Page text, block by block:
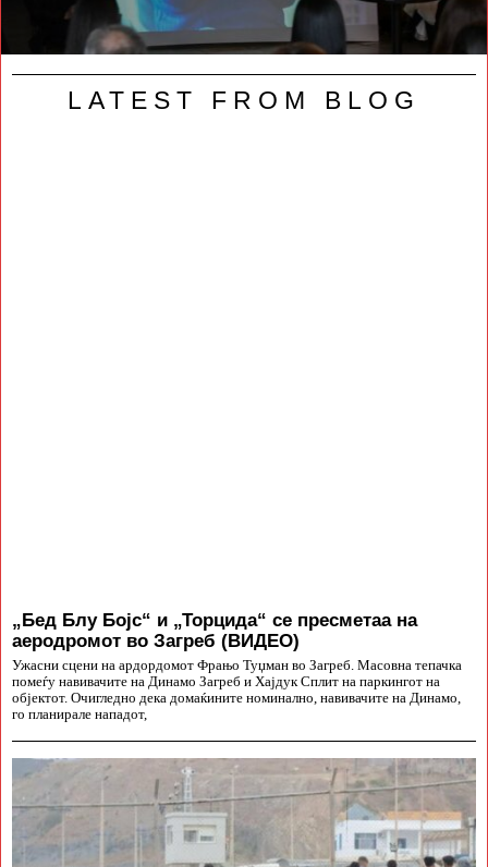
LATEST FROM BLOG
„Бед Блу Бојс“ и „Торцида“ се пресметаа на
аеродромот во Загреб (ВИДЕО)
Ужасни сцени на ардордомот Фрањо Туџман во Загреб. Масовна тепачка
помеѓу навивачите на Динамо Загреб и Хајдук Сплит на паркингот на
објектот. Очигледно дека домаќините номинално, навивачите на Динамо,
го планирале нападот,